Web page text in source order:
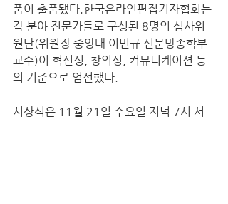
품이 출품됐다.한국온라인편집기자협회는
각 분야 전문가들로 구성된 8명의 심사위
원단(위원장 중앙대 이민규 신문방송학부
교수)이 혁신성, 창의성, 커뮤니케이션 등
의 기준으로 엄선했다.
시상식은 11월 21일 수요일 저녁 7시 서